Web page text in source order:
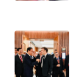
NIAS
WN